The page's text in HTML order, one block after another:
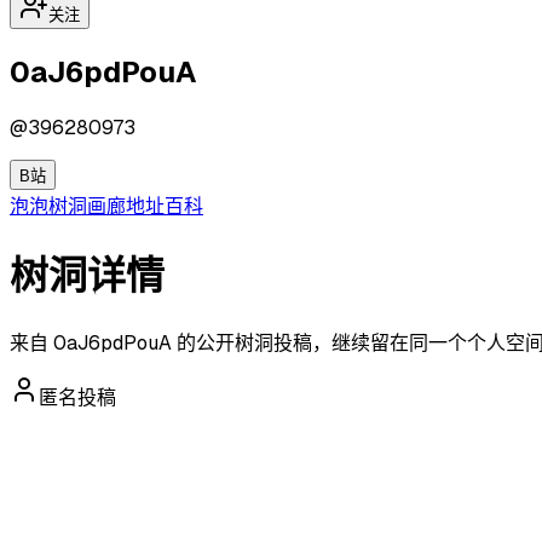
关注
0aJ6pdPouA
@396280973
B站
泡泡树洞画廊地址百科
树洞详情
来自 0aJ6pdPouA 的公开树洞投稿，继续留在同一个个人空间
匿名投稿